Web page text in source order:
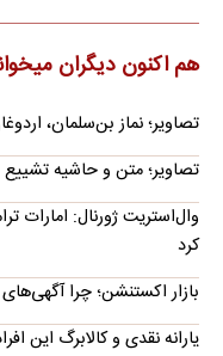
هم اکنون دیگران
تصاویر؛ نماز بن‌سلمان،
تصاویر؛ متن و حاشیه تشییع
وال‌استریت ژورنال: امارات
کرد
بازار اکستنشن؛ چرا
یارانه نقدی و کالابرگ این